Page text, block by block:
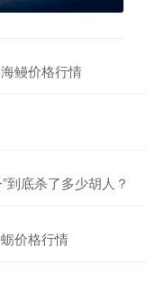
鳗价格行情
到底杀了多少胡人？
价格行情